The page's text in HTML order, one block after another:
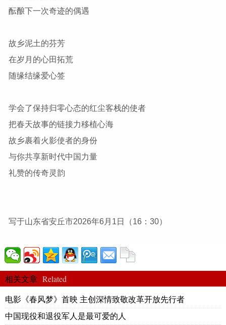
酝酿下一次奇迹的偶遇
故乡泥土的芬芳
在岁月的心田拓荒
随缘结缘爱心签
学会了保持归零心态的红尘客栈的使者
把春天故事的链接力移植心海
故乡裹着火影使者的身份
与你共享新时代中国力量
礼赞的传奇灵韵
写于山东省安丘市2026年6月1日（16：30）
相关文章 Related
电影《春风梦》首映 主创深情致敬改革开放先行者
中国现役和退役军人是最可爱的人